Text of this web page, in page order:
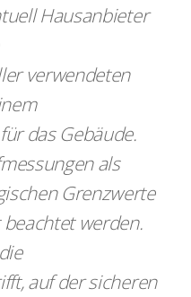
Hausanbieter
verwendeten
das Gebäude.
als
Grenzwerte
werden.
auf der sicheren